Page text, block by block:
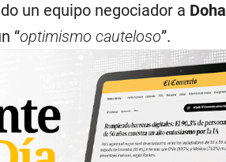
un equipo negociador a Doha
“optimismo cauteloso”.